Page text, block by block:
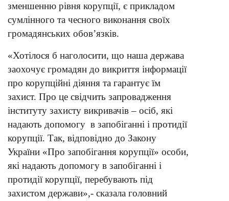
зменшенню рівня корупції, є прикладом
сумлінного та чесного виконання своїх
громадянських обов’язків.
«Хотілося б наголосити, що наша держава
заохочує громадян до викриття інформації
про корупційні діяння та гарантує їм
захист. Про це свідчить запровадження
інституту захисту викривачів – осіб, які
надають допомогу в запобіганні і протидії
корупції. Так, відповідно до Закону
України «Про запобігання корупції» особи,
які надають допомогу в запобіганні і
протидії корупції, перебувають під
захистом держави»,- сказала головний